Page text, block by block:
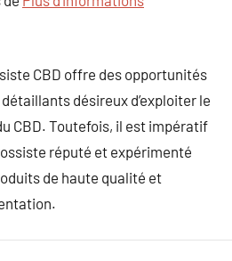
CBD offre des opportunités
désireux d’exploiter le
CBD. Toutefois, il est impératif
réputé et expérimenté
de haute qualité et